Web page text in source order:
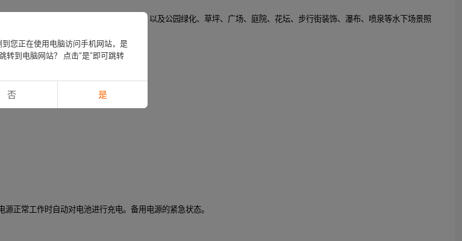
广场、户外公园、休闲场所等户外照明，以及公园绿化、草坪、广场、庭院、花坛、步行街装饰、瀑布、喷泉等水下场景照
、防漏、防水。
正常工作时自动对电池进行充电。备用电源的紧急状态。
到您正在使用电脑访问手机网站，是
转到电脑网站？ 点击“是”即可跳转
否 是